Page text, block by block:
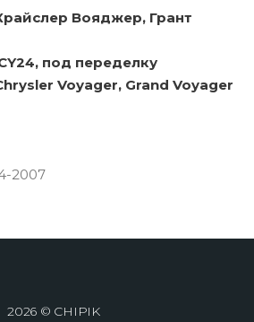
Вояджер, Грант
под переделку
Voyager, Grand Voyager
2007
2026 © CHIPIK